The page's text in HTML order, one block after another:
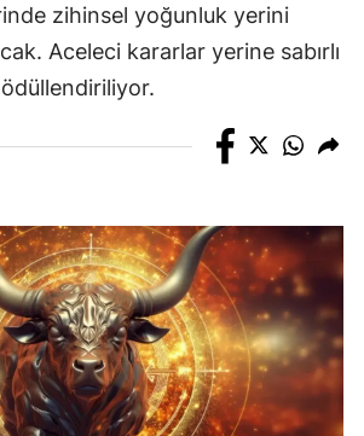
zihinsel yoğunluk yerini
Aceleci kararlar yerine sabırlı